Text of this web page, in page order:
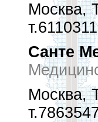
Москва,
Санте
Москва,